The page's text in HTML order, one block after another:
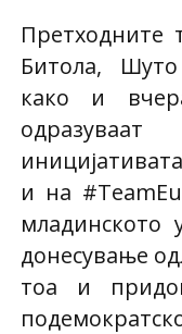
Претходните
Битола,
како и
и на
младинското
донесување
тоа и